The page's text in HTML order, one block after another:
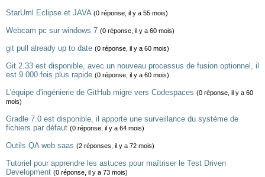
StarUml Eclipse et JAVA (0 réponse, il y a 55 mois)
Webcam pc sur windows 7 (0 réponse, il y a 60 mois)
git pull already up to date (0 réponse, il y a 60 mois)
Git 2.33 est disponible, avec un nouveau processus de fusion optionnel, il
est 9 000 fois plus rapide (0 réponse, il y a 60 mois)
L'équipe d'ingénierie de GitHub migre vers Codespaces (0 réponse, il y a 60
mois)
Gradle 7.0 est disponible, il apporte une surveillance du système de
fichiers par défaut (0 réponse, il y a 64 mois)
Outils QA web saas (2 réponses, il y a 72 mois)
Tutoriel pour apprendre les astuces pour maîtriser le Test Driven
Development (0 réponse, il y a 73 mois)